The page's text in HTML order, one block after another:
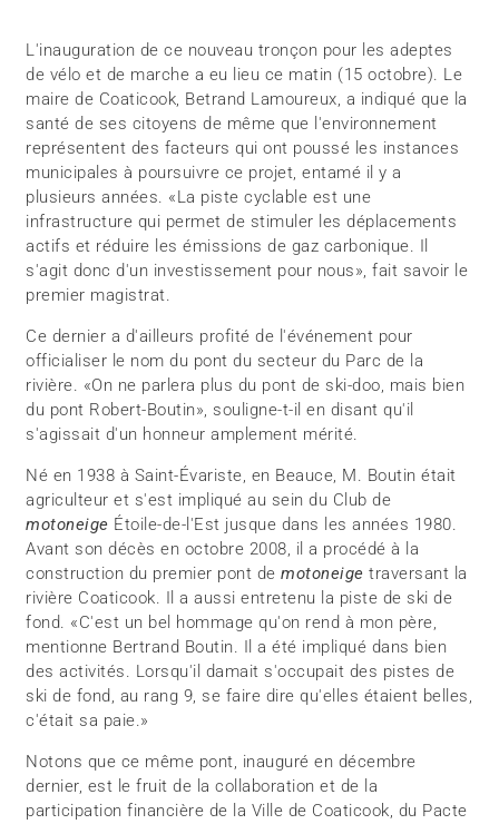
L'inauguration de ce nouveau tronçon pour les adeptes
de vélo et de marche a eu lieu ce matin (15 octobre). Le
maire de Coaticook, Betrand Lamoureux, a indiqué que la
santé de ses citoyens de même que l'environnement
représentent des facteurs qui ont poussé les instances
municipales à poursuivre ce projet, entamé il y a
plusieurs années. «La piste cyclable est une
infrastructure qui permet de stimuler les déplacements
actifs et réduire les émissions de gaz carbonique. Il
s'agit donc d'un investissement pour nous», fait savoir le
premier magistrat.
Ce dernier a d'ailleurs profité de l'événement pour
officialiser le nom du pont du secteur du Parc de la
rivière. «On ne parlera plus du pont de ski-doo, mais bien
du pont Robert-Boutin», souligne-t-il en disant qu'il
s'agissait d'un honneur amplement mérité.
Né en 1938 à Saint-Évariste, en Beauce, M. Boutin était
agriculteur et s'est impliqué au sein du Club de
motoneige Étoile-de-l'Est jusque dans les années 1980.
Avant son décès en octobre 2008, il a procédé à la
construction du premier pont demotoneige traversant la
rivière Coaticook. Il a aussi entretenu la piste de ski de
fond. «C'est un bel hommage qu'on rend à mon père,
mentionne Bertrand Boutin. Il a été impliqué dans bien
des activités. Lorsqu'il damait s'occupait des pistes de
ski de fond, au rang 9, se faire dire qu'elles étaient belles,
c'était sa paie.»
Notons que ce même pont, inauguré en décembre
dernier, est le fruit de la collaboration et de la
participation financière de la Ville de Coaticook, du Pacte